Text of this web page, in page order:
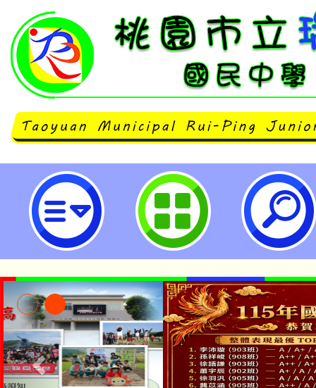
「AERC2024 亞洲機器人運動競
立瑞坪國民中學